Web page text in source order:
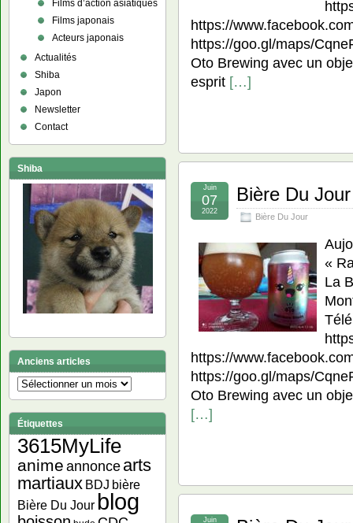
https://
https://goo.gl/maps/
Oto Brewing avec un
esprit […]
Bière Du
Bière Du Jour
Juin
07
2022
«
La
https://
https://goo.gl/maps/
Oto Brewing avec un
[…]
Juin
Films d’action asiatiques
Films japonais
Acteurs japonais
Actualités
Shiba
Japon
Newsletter
Contact
Shiba
Anciens articles
Anciens
articles
Étiquettes
3615MyLife
anime annonce arts
martiaux BDJ bière
Bière Du Jour blog